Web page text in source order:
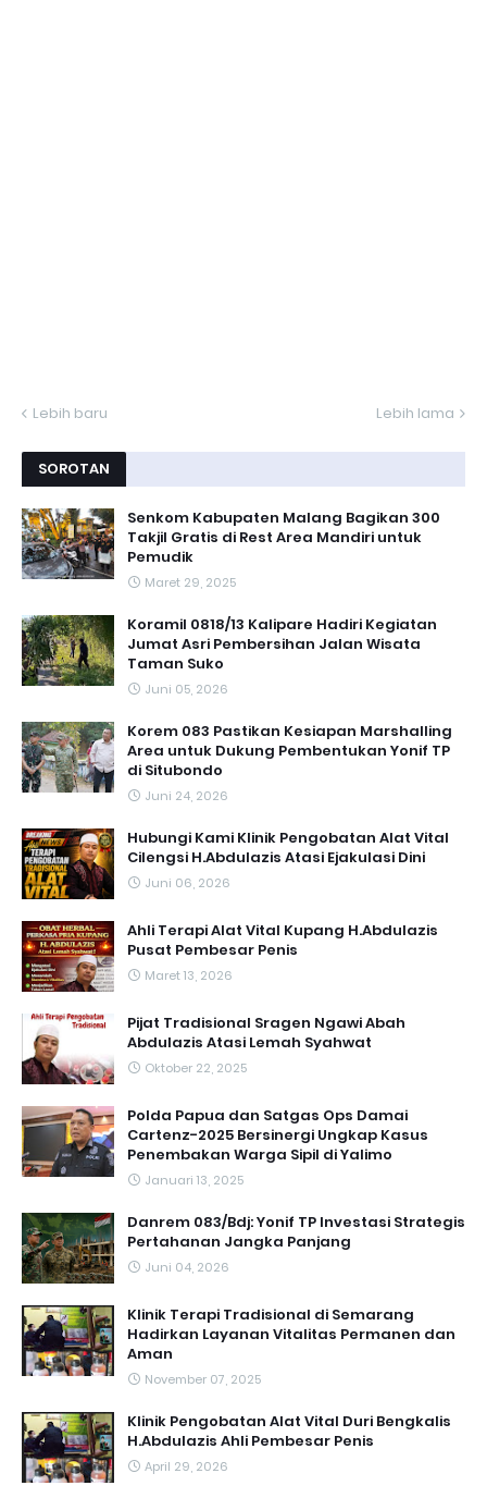
Lebih baru Lebih lama
SOROTAN
Senkom Kabupaten Malang Bagikan 300
Takjil Gratis di Rest Area Mandiri untuk
Pemudik
Maret 29, 2025
Koramil 0818/13 Kalipare Hadiri Kegiatan
Jumat Asri Pembersihan Jalan Wisata
Taman Suko
Juni 05, 2026
Korem 083 Pastikan Kesiapan Marshalling
Area untuk Dukung Pembentukan Yonif TP
di Situbondo
Juni 24, 2026
Hubungi Kami Klinik Pengobatan Alat Vital
Cilengsi H.Abdulazis Atasi Ejakulasi Dini
Juni 06, 2026
Ahli Terapi Alat Vital Kupang H.Abdulazis
Pusat Pembesar Penis
Maret 13, 2026
Pijat Tradisional Sragen Ngawi Abah
Abdulazis Atasi Lemah Syahwat
Oktober 22, 2025
Polda Papua dan Satgas Ops Damai
Cartenz-2025 Bersinergi Ungkap Kasus
Penembakan Warga Sipil di Yalimo
Januari 13, 2025
Danrem 083/Bdj: Yonif TP Investasi Strategis
Pertahanan Jangka Panjang
Juni 04, 2026
Klinik Terapi Tradisional di Semarang
Hadirkan Layanan Vitalitas Permanen dan
Aman
November 07, 2025
Klinik Pengobatan Alat Vital Duri Bengkalis
H.Abdulazis Ahli Pembesar Penis
April 29, 2026